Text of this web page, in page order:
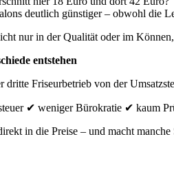
deutlich günstiger – obwohl die
nur in der Qualität oder im
entstehen
dritte Friseurbetrieb von der
✔ weniger Bürokratie ✔ kaum
in die Preise – und macht